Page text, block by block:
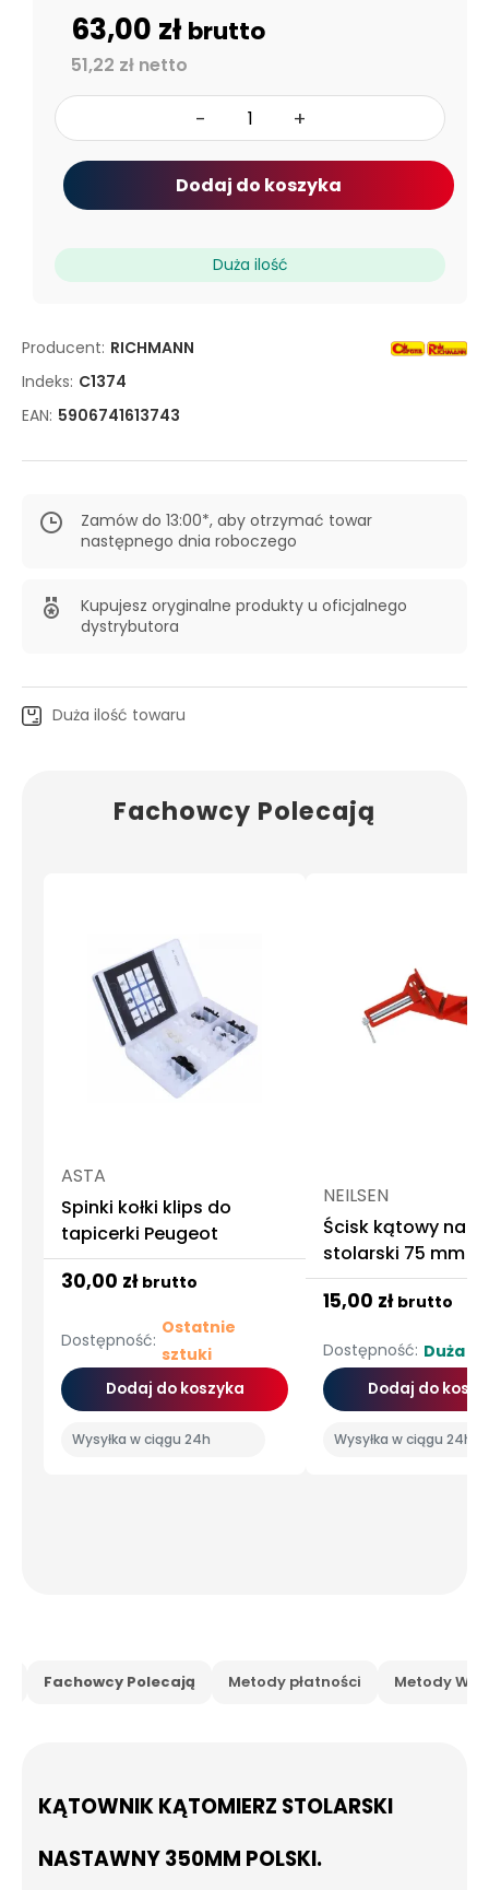
Producent: RICHMANN
Indeks: C1374
EAN: 5906741613743
Zamów do 13:00*, aby otrzymać towar
następnego dnia roboczego
Kupujesz oryginalne produkty u oficjalnego
dystrybutora
Duża ilość towaru
63,00 złbrutto
51,22 zł netto
- +
Dodaj do koszyka
Duża ilość
Fachowcy Polecają
ASTA
Spinki kołki klips do
tapicerki Peugeot
30,00 zł brutto
Dostępność:
Ostatnie
sztuki
Dodaj do koszyka
Wysyłka w ciągu 24h
NEILSEN
Ścisk kątowy
stolarski 75 mm
15,00 zł brutto
Dostępność: Duża
Dodaj do
Wysyłka w ciągu 24h
Fachowcy Polecają Metody płatności Metody
KĄTOWNIK KĄTOMIERZ STOLARSKI
NASTAWNY 350MM POLSKI.